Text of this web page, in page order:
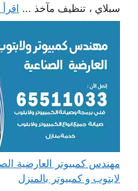
سبلاي ، تنظيف مآخذ ...
لابتوب و كمبيوتر بالمنزل